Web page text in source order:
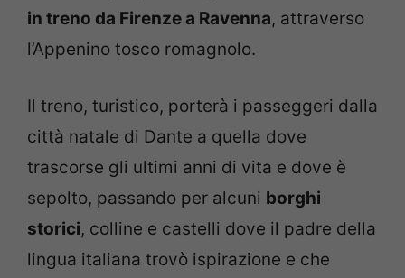
in treno da Firenze a Ravenna, attraverso
l’Appenino tosco romagnolo.
Il treno, turistico, porterà i passeggeri dalla
città natale di Dante a quella dove
trascorse gli ultimi anni di vita e dove è
sepolto, passando per alcuni borghi
storici, colline e castelli dove il padre della
lingua italiana trovò ispirazione e che